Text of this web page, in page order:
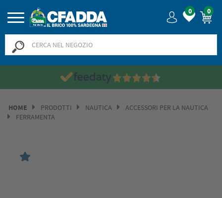
0 0
HOME PRODOTTI NAUTICA
ACCESSORI PER LA NAUTICA
FERRAMENTA